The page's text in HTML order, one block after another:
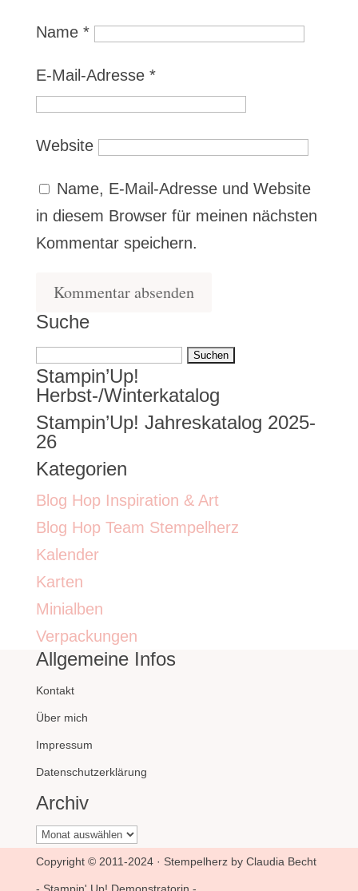
Name *
E-Mail-Adresse *
Website
Name, E-Mail-Adresse und Website
in diesem Browser für meinen nächsten
Kommentar speichern.
Suche
Suchen
nach:
Stampin’Up!
Herbst-/Winterkatalog
Stampin’Up! Jahreskatalog 2025-
26
Kategorien
Blog Hop Inspiration & Art
Blog Hop Team Stempelherz
Kalender
Karten
Minialben
Verpackungen
Allgemeine Infos
Kontakt
Über mich
Impressum
Datenschutzerklärung
Archiv
Archiv
Copyright © 2011-2024 · Stempelherz by Claudia Becht